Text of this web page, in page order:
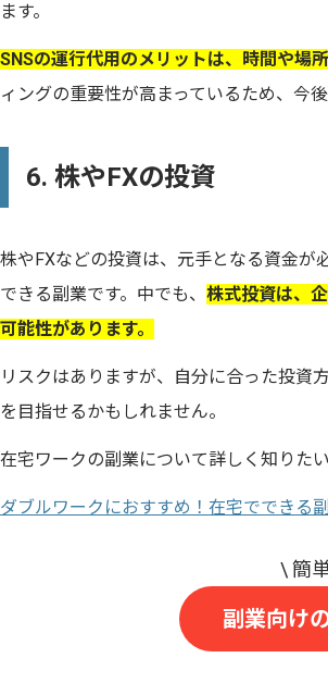
ます。
SNSの運行代用のメリットは、時間や場
ィングの重要性が高まっているため、今
6. 株やFXの投資
株やFXなどの投資は、元手となる資金が
できる副業です。中でも、 株式投資は、
可能性があります。
リスクはありますが、自分に合った投資
を目指せるかもしれません。
在宅ワークの副業について詳しく知りた
ダブルワークにおすすめ！在宅でできる
副業向け